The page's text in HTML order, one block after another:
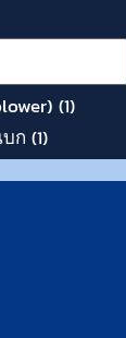
(1)
ก (1)